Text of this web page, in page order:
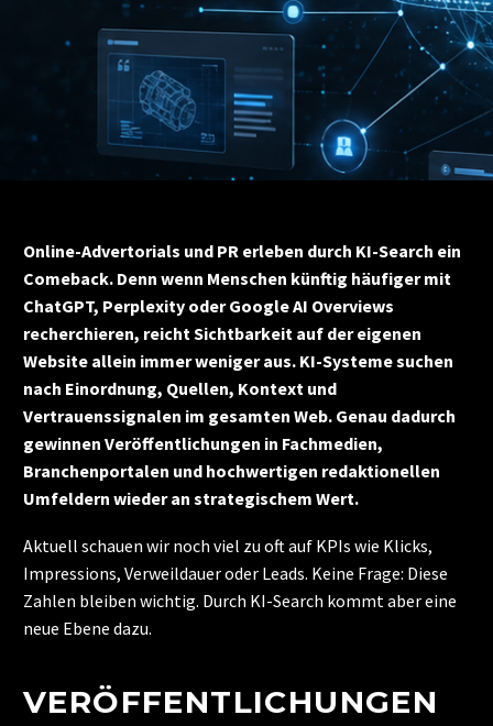
Online-Advertorials und PR erleben durch KI-Search ein
Comeback. Denn wenn Menschen künftig häufiger mit
ChatGPT, Perplexity oder Google AI Overviews
recherchieren, reicht Sichtbarkeit auf der eigenen
Website allein immer weniger aus. KI-Systeme suchen
nach Einordnung, Quellen, Kontext und
Vertrauenssignalen im gesamten Web. Genau dadurch
gewinnen Veröffentlichungen in Fachmedien,
Branchenportalen und hochwertigen redaktionellen
Umfeldern wieder an strategischem Wert.
Aktuell schauen wir noch viel zu oft auf KPIs wie Klicks,
Impressions, Verweildauer oder Leads. Keine Frage: Diese
Zahlen bleiben wichtig. Durch KI-Search kommt aber eine
neue Ebene dazu.
VERÖFFENTLICHUNGEN